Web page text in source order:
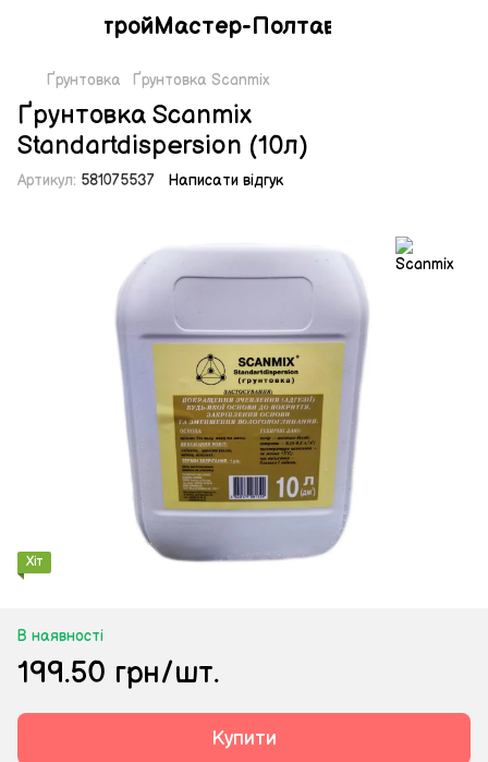
СтройМастер-Полтава
Ґрунтовка Ґрунтовка Scanmix
Ґрунтовка Scanmix
Standartdispersion (10л)
Артикул: 581075537 Написати відгук
Хіт
В наявності
199.50 грн/шт.
Купити